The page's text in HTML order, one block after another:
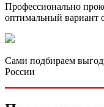
Профессионально
оптимальный вариант
Сами подбираем
России